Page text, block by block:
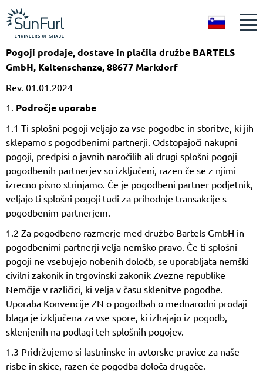
SL
Pogoji prodaje, dostave in plačila družbe BARTELS
GmbH, Keltenschanze, 88677 Markdorf
Rev. 01.01.2024
1. Področje uporabe
1.1 Ti splošni pogoji veljajo za vse pogodbe in storitve, ki jih
sklepamo s pogodbenimi partnerji. Odstopajoči nakupni
pogoji, predpisi o javnih naročilih ali drugi splošni pogoji
pogodbenih partnerjev so izključeni, razen če se z njimi
izrecno pisno strinjamo. Če je pogodbeni partner podjetnik,
veljajo ti splošni pogoji tudi za prihodnje transakcije s
pogodbenim partnerjem.
1.2 Za pogodbeno razmerje med družbo Bartels GmbH in
pogodbenimi partnerji velja nemško pravo. Če ti splošni
pogoji ne vsebujejo nobenih določb, se uporabljata nemški
civilni zakonik in trgovinski zakonik Zvezne republike
Nemčije v različici, ki velja v času sklenitve pogodbe.
Uporaba Konvencije ZN o pogodbah o mednarodni prodaji
blaga je izključena za vse spore, ki izhajajo iz pogodb,
sklenjenih na podlagi teh splošnih pogojev.
1.3 Pridržujemo si lastninske in avtorske pravice za naše
risbe in skice, razen če pogodba določa drugače.